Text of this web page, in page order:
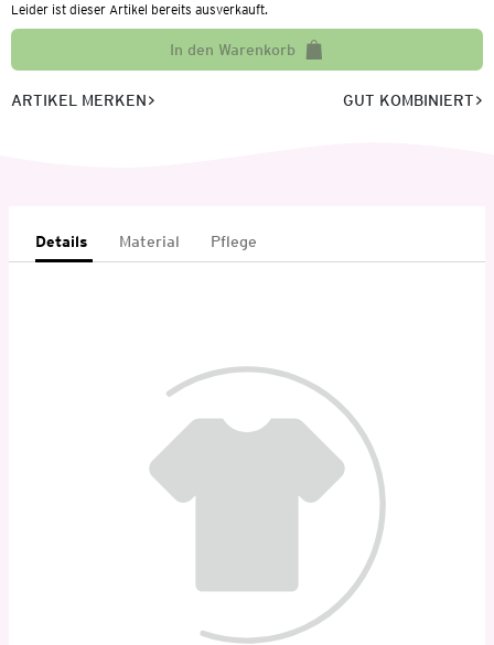
Leider ist dieser Artikel bereits ausverkauft.
In den Warenkorb
ARTIKEL MERKEN GUT KOMBINIERT
Details Material Pflege